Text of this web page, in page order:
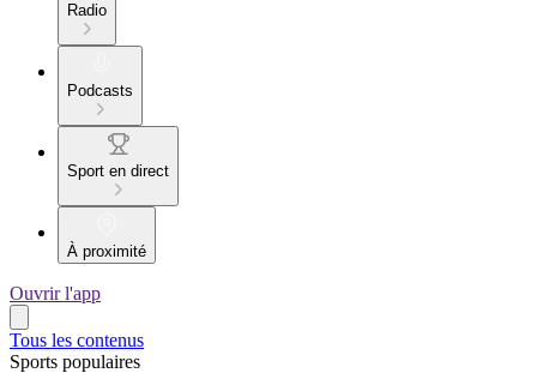
Radio
Podcasts
Sport en direct
À proximité
Ouvrir l'app
Tous les contenus
Sports populaires